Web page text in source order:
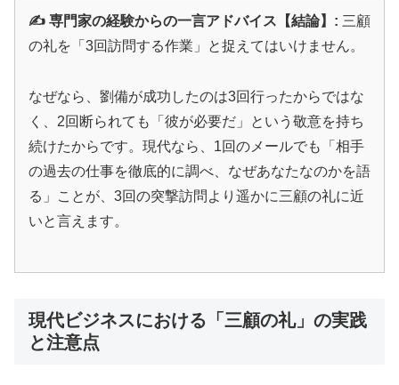
✍️ 専門家の経験からの一言アドバイス 【結論】: 三顧
の礼を「3回訪問する作業」と捉えてはいけません。
なぜなら、劉備が成功したのは3回行ったからではな
く、2回断られても「彼が必要だ」という敬意を持ち
続けたからです。現代なら、1回のメールでも「相手
の過去の仕事を徹底的に調べ、なぜあなたなのかを語
る」ことが、3回の突撃訪問より遥かに三顧の礼に近
いと言えます。
現代ビジネスにおける「三顧の礼」の実践
と注意点